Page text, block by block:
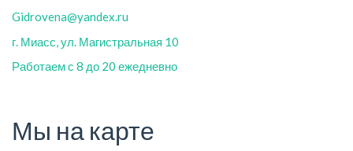
Gidrovena@yandex.ru
г. Миасс, ул. Магистральная 10
Работаем с 8 до 20 ежедневно
Мы на карте